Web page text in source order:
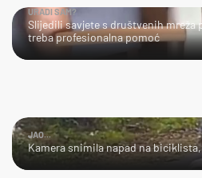
URADI SAM?
Slijedili savjete s društvenih mreža
treba profesionalna pomoć
JAO...
Kamera snimila napad na